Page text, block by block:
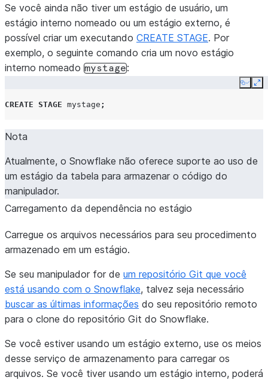
Se você ainda não tiver um estágio de usuário, um
estágio interno nomeado ou um estágio externo, é
possível criar um executando CREATE STAGE. Por
exemplo, o seguinte comando cria um novo estágio
interno nomeado mystage:
Copy
CREATE STAGE mystage ;
Nota
Atualmente, o Snowflake não oferece suporte ao uso de
um estágio da tabela para armazenar o código do
manipulador.
Carregamento da dependência no estágio
Carregue os arquivos necessários para seu procedimento
armazenado em um estágio.
Se seu manipulador for de um repositório Git que você
está usando com o Snowflake, talvez seja necessário
buscar as últimas informações do seu repositório remoto
para o clone do repositório Git do Snowflake.
Se você estiver usando um estágio externo, use os meios
desse serviço de armazenamento para carregar os
arquivos. Se você tiver usando um estágio interno, poderá